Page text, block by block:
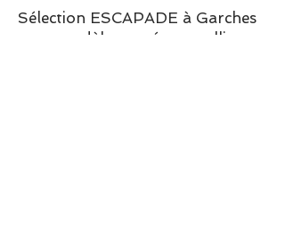
Sélection ESCAPADE à Garches
– un modèle pensé pour allier